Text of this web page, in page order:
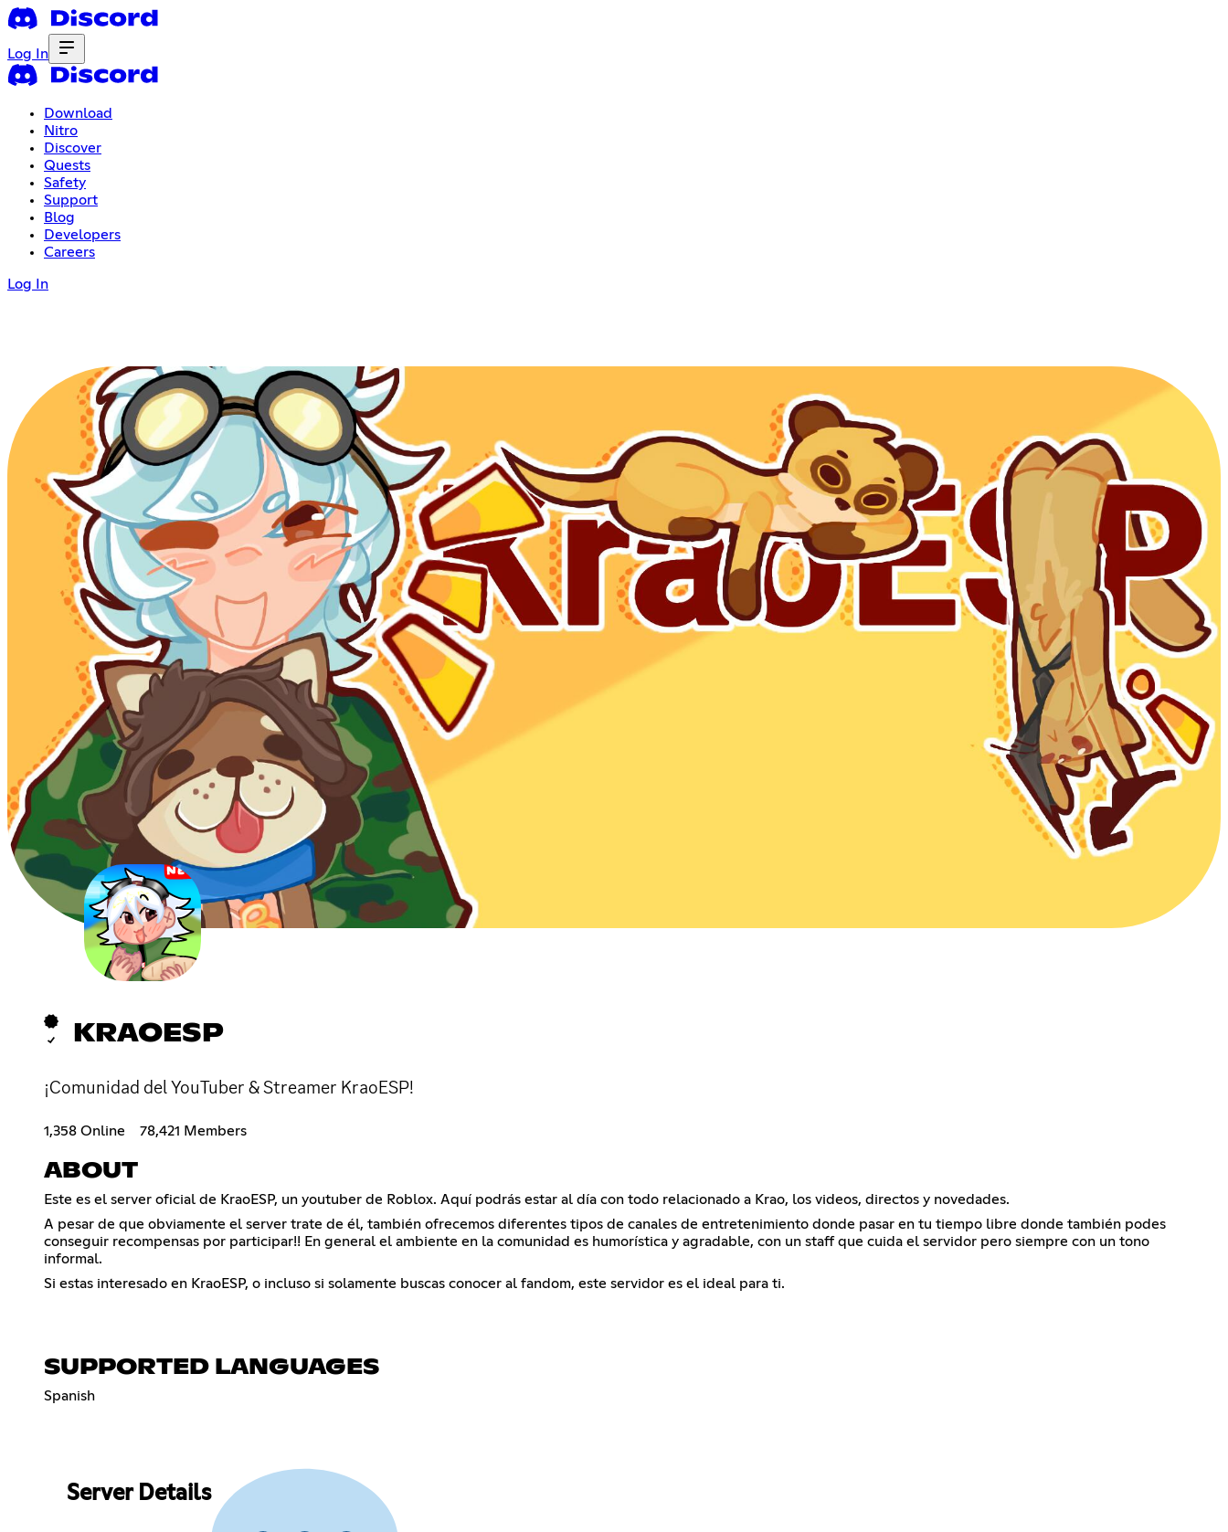
Log In
Download
Nitro
Discover
Quests
Safety
Support
Blog
Developers
Careers
Log In
KRAOESP
¡Comunidad del YouTuber & Streamer KraoESP!
1,358 Online 78,421 Members
ABOUT
Este es el server oficial de KraoESP, un youtuber de Roblox. Aquí podrás estar al día con todo relacionado a Krao, los videos, directos y novedades.
A pesar de que obviamente el server trate de él, también ofrecemos diferentes tipos de canales de entretenimiento donde pasar en tu tiempo libre donde también podes
conseguir recompensas por participar!! En general el ambiente en la comunidad es humorística y agradable, con un staff que cuida el servidor pero siempre con un tono
informal.
Si estas interesado en KraoESP, o incluso si solamente buscas conocer al fandom, este servidor es el ideal para ti.
SUPPORTED LANGUAGES
Spanish
Server Details